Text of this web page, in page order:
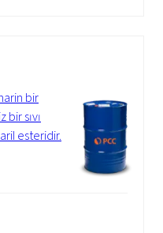
bir
bir sıvı
esteridir.